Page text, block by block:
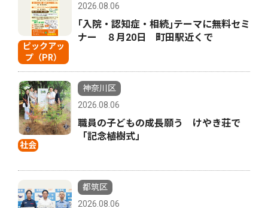
ピックアッ
プ（PR）
2026.08.06
｢入院・認知症・相続｣テーマに無料セミ
ナー ８月20日 町田駅近くで
社会
神奈川区
2026.08.06
職員の子どもの成長願う けやき荘で
「記念植樹式」
都筑区
2026.08.06